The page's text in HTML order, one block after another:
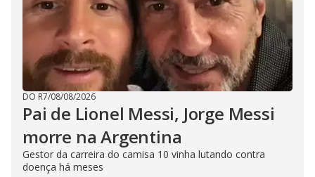
DO R7/08/08/2026
Pai de Lionel Messi, Jorge Messi
morre na Argentina
Gestor da carreira do camisa 10 vinha lutando contra
doença há meses